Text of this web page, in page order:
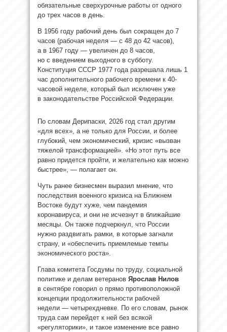
обязательные сверхурочные работы от одного
до трех часов в день.
В 1956 году рабочий день был сокращен до 7
часов (рабочая неделя — с 48 до 42 часов),
а в 1967 году — увеличен до 8 часов,
но с введением выходного в субботу.
Конституция СССР 1977 года разрешала лишь 1
час дополнительного рабочего времени к 40-
часовой неделе, который был исключен уже
в законодательстве Российской Федерации.
По словам Дерипаски, 2026 год стал другим
«для всех», а не только для России, и более
глубокий, чем экономический, кризис «вызван
тяжелой трансформацией». «Но этот путь все
равно придется пройти, и желательно как можно
быстрее», — полагает он.
Чуть ранее бизнесмен выразил мнение, что
последствия военного кризиса на Ближнем
Востоке будут хуже, чем пандемия
коронавируса, и они не исчезнут в ближайшие
месяцы. Он также подчеркнул, что России
нужно раздвигать рамки, в которые загнали
страну, и «обеспечить приемлемые темпы
экономического роста».
Глава комитета Госдумы по труду, социальной
политике и делам ветеранов Ярослав Нилов
в сентябре говорил о прямо противоположной
концепции продолжительности рабочей
недели — четырехдневке. По его словам, рынок
труда сам перейдет к ней без всякой
«регуляторики», и такое изменение все равно